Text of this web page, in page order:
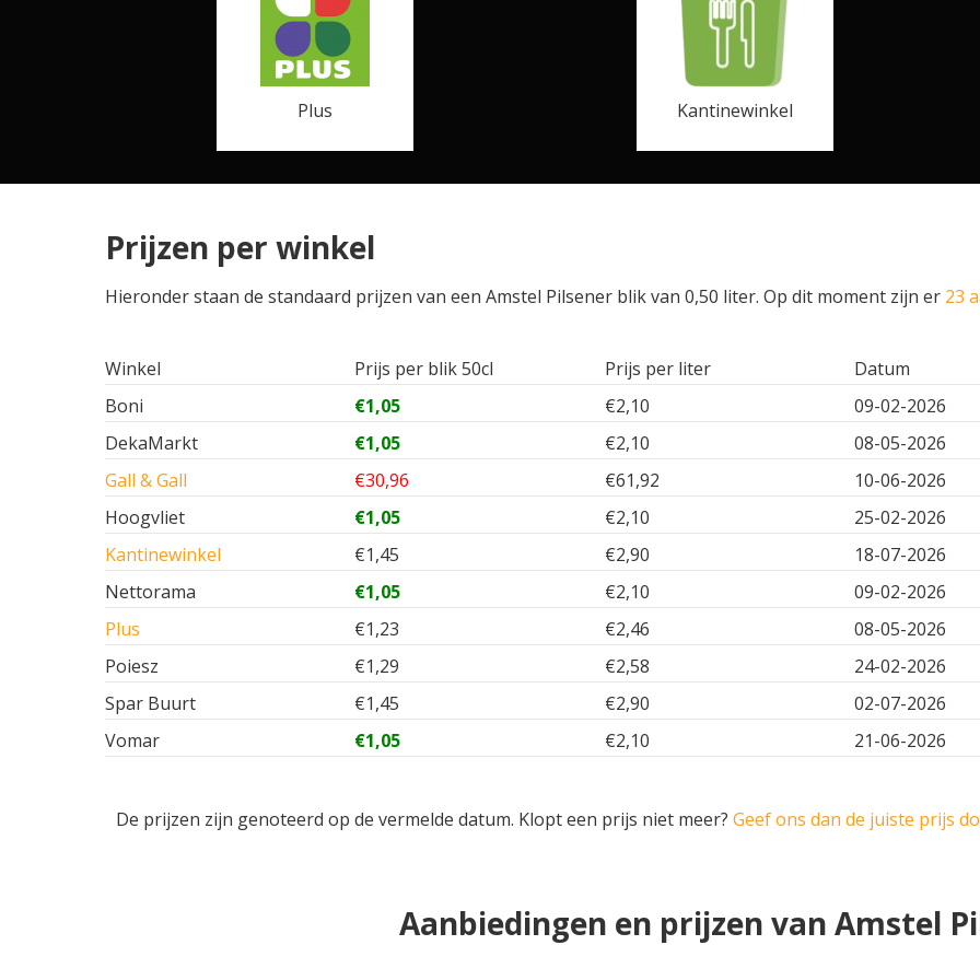
Plus Kantinewinkel
Prijzen per winkel
Hieronder staan de standaard prijzen van een Amstel Pilsener blik van 0,50 liter. Op dit moment zijn er 23
Winkel Prijs per blik 50cl Prijs per liter
Datum
Boni
€1,05 €2,10
09-02-2026
DekaMarkt
€1,05 €2,10
08-05-2026
Gall & Gall
€30,96 €61,92
10-06-2026
Hoogvliet
€1,05 €2,10
25-02-2026
Kantinewinkel
€1,45 €2,90
18-07-2026
Nettorama
€1,05 €2,10
09-02-2026
Plus
€1,23 €2,46
08-05-2026
Poiesz
€1,29 €2,58
24-02-2026
Spar Buurt
€1,45 €2,90
02-07-2026
Vomar
€1,05 €2,10 21-06-2026
De prijzen zijn genoteerd op de vermelde datum. Klopt een prijs niet meer? Geef ons dan de juiste prijs
Aanbiedingen en prijzen van Amstel